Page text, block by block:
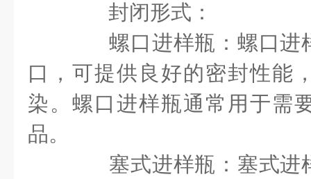
封闭形式：
螺口进样瓶：螺口进
口，可提供良好的密封性能
染。螺口进样瓶通常用于需
品。
塞式进样瓶：塞式进